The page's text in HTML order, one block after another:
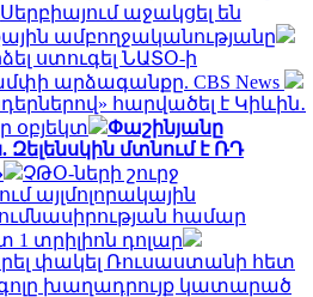
Սերբիայում աջակցել են
ամբողջականությանը
ստուգել ՆԱՏՕ-ի
արձագանքը. CBS News
հարվածել է Կիևին․
օբյեկտ
Փաշինյանը
մտնում է ՌԴ
ՉԹՕ-ների շուրջ
այլմոլորակային
համար
1 տրիլիոն դոլար
փակել Ռուսաստանի հետ
գոլը խաղադրույք կատարած